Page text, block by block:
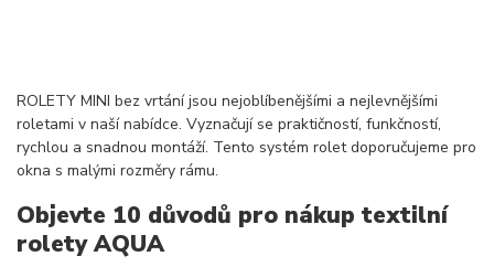
ROLETY MINI bez vrtání jsou nejoblíbenějšími a nejlevnějšími
roletami v naší nabídce. Vyznačují se praktičností, funkčností,
rychlou a snadnou montáží. Tento systém rolet doporučujeme pro
okna s malými rozměry rámu.
Objevte 10 důvodů pro nákup textilní
rolety AQUA